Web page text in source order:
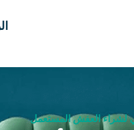
لشراء العفش المستعمل